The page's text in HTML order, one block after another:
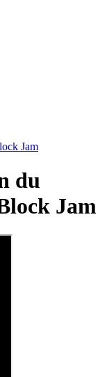
Jam
du
Jam